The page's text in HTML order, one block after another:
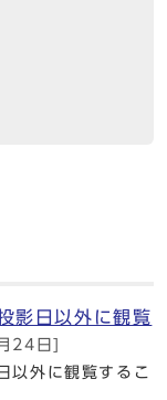
影日以外に観覧
24日]
以外に観覧するこ